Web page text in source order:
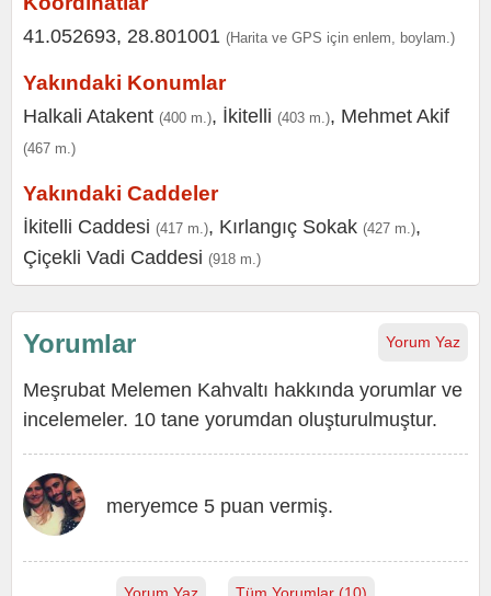
41.052693, 28.801001 (Harita ve GPS için enlem, boylam.)
Yakındaki Konumlar
Halkali Atakent (400 m.), İkitelli (403 m.), Mehmet Akif
(467 m.)
Yakındaki Caddeler
İkitelli Caddesi (417 m.), Kırlangıç Sokak (427 m.),
Çiçekli Vadi Caddesi (918 m.)
Yorum Yaz
Yorumlar
Meşrubat Melemen Kahvaltı hakkında yorumlar ve
incelemeler. 10 tane yorumdan oluşturulmuştur.
meryemce 5 puan vermiş.